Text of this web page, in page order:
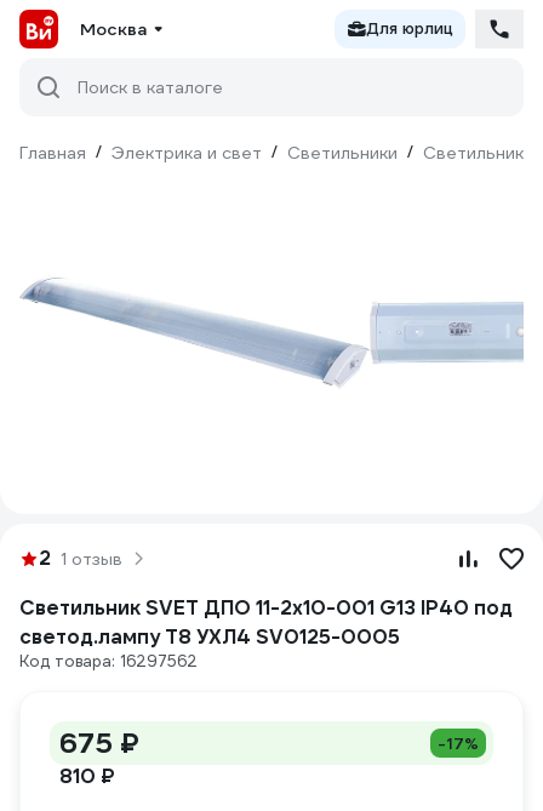
Москва Для юрлиц
Поиск в каталоге
Главная / Электрика и свет / Светильники / Светильники
2 1 отзыв
Светильник SVET ДПО 11-2х10-001 G13 IP40 под
светод.лампу T8 УХЛ4 SV0125-0005
Код товара: 16297562
675 ₽ -17%
810 ₽